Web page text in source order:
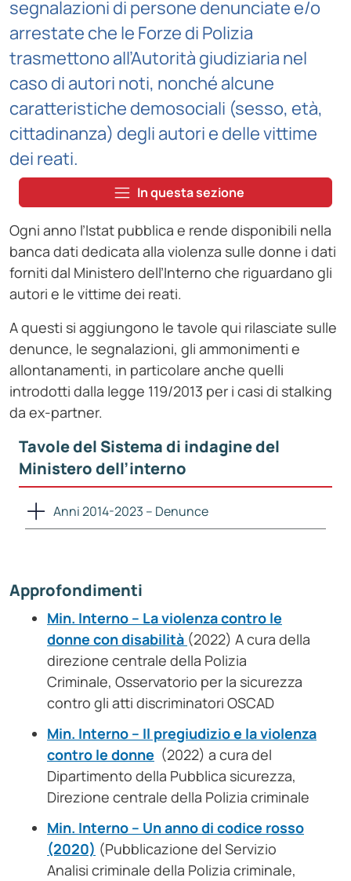
segnalazioni di persone denunciate e/o
arrestate che le Forze di Polizia
trasmettono all’Autorità giudiziaria nel
caso di autori noti, nonché alcune
caratteristiche demosociali (sesso, età,
cittadinanza) degli autori e delle vittime
dei reati.
In questa sezione
Ogni anno l’Istat pubblica e rende disponibili nella
banca dati dedicata alla violenza sulle donne i dati
forniti dal Ministero dell’Interno che riguardano gli
autori e le vittime dei reati.
A questi si aggiungono le tavole qui rilasciate sulle
denunce, le segnalazioni, gli ammonimenti e
allontanamenti, in particolare anche quelli
introdotti dalla legge 119/2013 per i casi di stalking
da ex-partner.
Tavole del Sistema di indagine del
Ministero dell’interno
Anni 2014-2023 – Denunce
Approfondimenti
Min. Interno – La violenza contro le
donne con disabilità (2022) A cura della
direzione centrale della Polizia
Criminale, Osservatorio per la sicurezza
contro gli atti discriminatori OSCAD
Min. Interno – Il pregiudizio e la violenza
contro le donne (2022) a cura del
Dipartimento della Pubblica sicurezza,
Direzione centrale della Polizia criminale
Min. Interno – Un anno di codice rosso
(2020) (Pubblicazione del Servizio
Analisi criminale della Polizia criminale,